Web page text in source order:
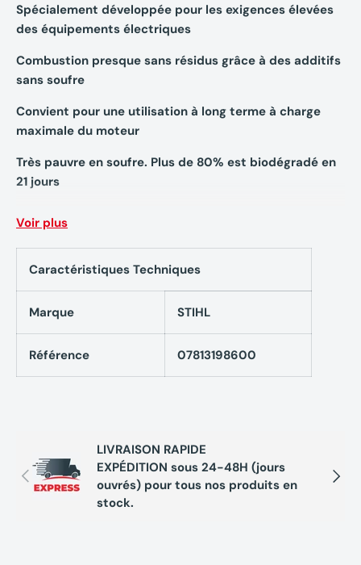
Spécialement développée pour les exigences élevées
des équipements électriques
Combustion presque sans résidus grâce à des additifs
sans soufre
Convient pour une utilisation à long terme à charge
maximale du moteur
Très pauvre en soufre. Plus de 80% est biodégradé en
21 jours
Caractéristiques techniques Huile deux temps
STIHL 07813198600 - HP ULTRA pour moteur
thermique - 20mL
Contenance : 20 mL
Voir plus
Caractéristiques Techniques
Marque STIHL
Référence 07813198600
Précédent
LIVRAISON RAPIDE
EXPÉDITION sous 24-48H (jours
ouvrés) pour tous nos produits en
stock.